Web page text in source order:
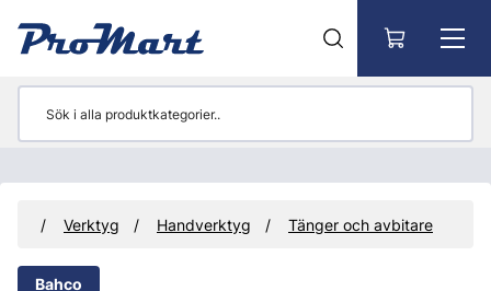
Verktyg Handverktyg Tänger och avbitare
Bahco